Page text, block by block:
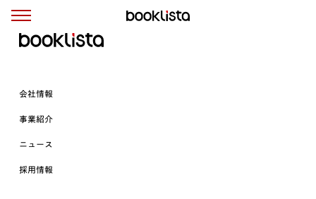
会社情報
事業紹介
ニュース
採用情報